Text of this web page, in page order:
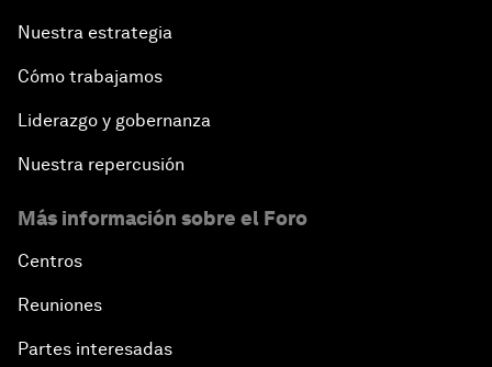
Nuestra estrategia
Cómo trabajamos
Liderazgo y gobernanza
Nuestra repercusión
Más información sobre el Foro
Centros
Reuniones
Partes interesadas